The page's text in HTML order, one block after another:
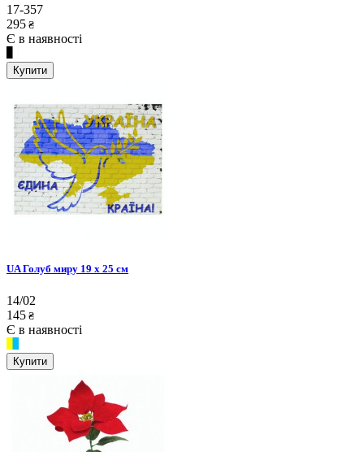
17-357
295 ₴
Є в наявності
Купити
UA Голуб миру 19 х 25 см
14/02
145 ₴
Є в наявності
Купити